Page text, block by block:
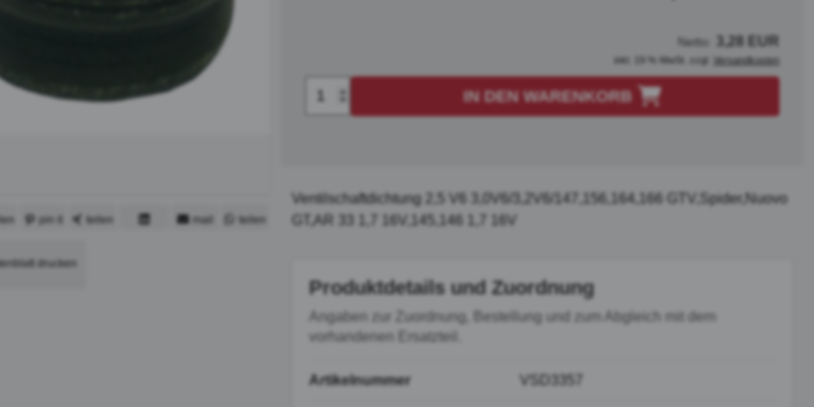
pin it
teilen
mail teilen
drucken
Netto: 3,28 EUR
inkl. 19 % MwSt. zzgl. Versandkosten
IN DEN WARENKORB
Ventilschaftdichtung 2,5 V6 3,0V6/3,2V6/147,156,164,166 GTV,Spider,Nuovo
GT,AR 33 1,7 16V,145,146 1,7 16V
Produktdetails und Zuordnung
Angaben zur Zuordnung, Bestellung und zum Abgleich mit dem
vorhandenen Ersatzteil.
Artikelnummer VSD3357